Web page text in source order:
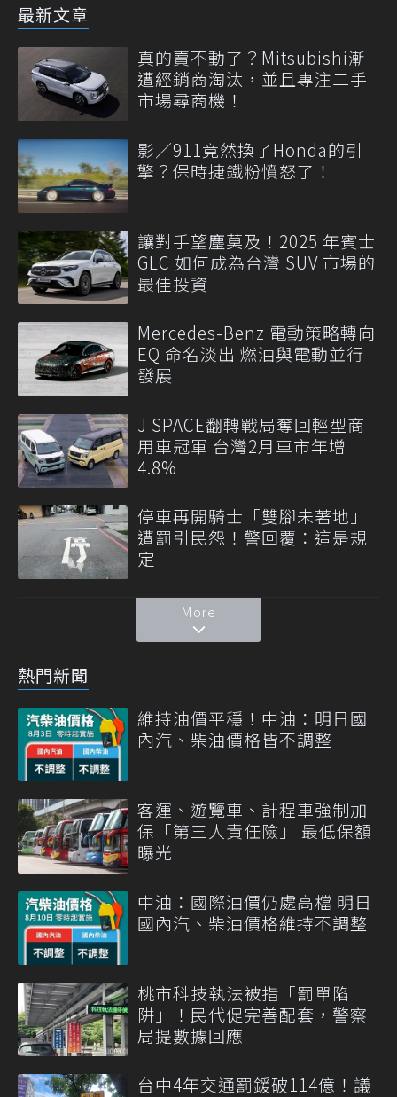
最新文章
真的賣不動了？Mitsubishi漸
遭經銷商淘汰，並且專注二手
市場尋商機！
影／911竟然換了Honda的引
擎？保時捷鐵粉憤怒了！
讓對手望塵莫及！2025 年賓士
GLC 如何成為台灣 SUV 市場的
最佳投資
Mercedes-Benz 電動策略轉向
EQ 命名淡出 燃油與電動並行
發展
J SPACE翻轉戰局奪回輕型商
用車冠軍 台灣2月車市年增
4.8%
停車再開騎士「雙腳未著地」
遭罰引民怨！警回覆：這是規
定
More
熱門新聞
維持油價平穩！中油：明日國
內汽、柴油價格皆不調整
客運、遊覽車、計程車強制加
保「第三人責任險」 最低保額
曝光
中油：國際油價仍處高檔 明日
國內汽、柴油價格維持不調整
桃市科技執法被指「罰單陷
阱」！民代促完善配套，警察
局提數據回應
台中4年交通罰鍰破114億！議